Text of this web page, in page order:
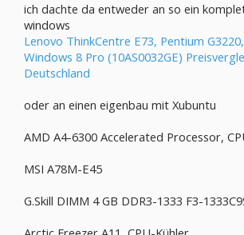
ich dachte da entweder an so ein
windows
Lenovo ThinkCentre E73, Pentium
Windows 8 Pro (10AS0032GE)
Deutschland
oder an einen eigenbau mit Xubuntu
AMD A4-6300 Accelerated Processor,
MSI A78M-E45
G.Skill DIMM 4 GB DDR3-1333 F3-